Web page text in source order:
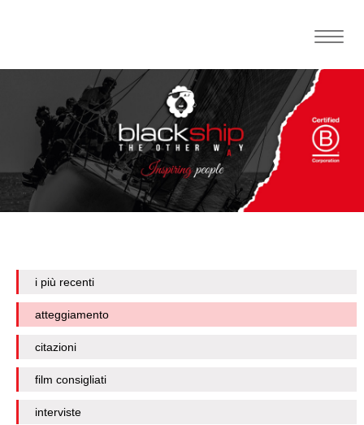
Toggle
i più recenti
atteggiamento
citazioni
film consigliati
interviste